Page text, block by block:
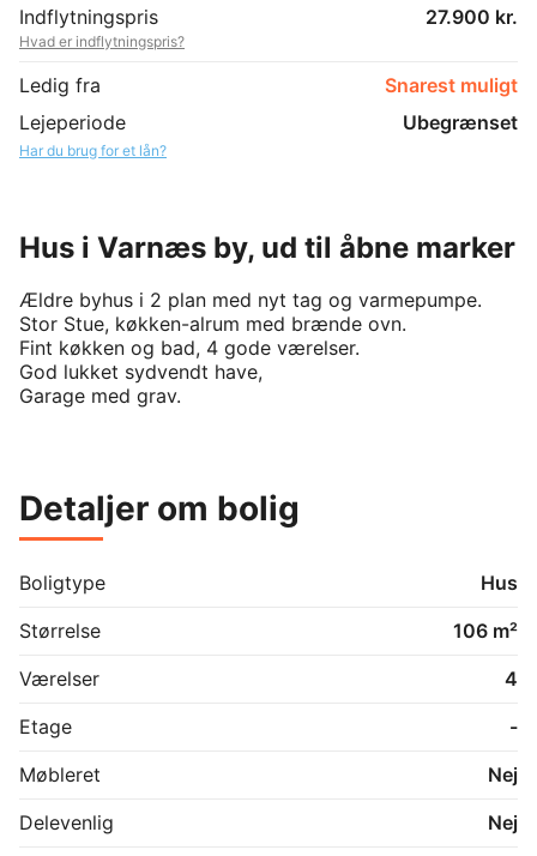
Indflytningspris
27.900 kr.
Hvad er indflytningspris?
Ledig fra
Snarest muligt
Lejeperiode
Ubegrænset
Har du brug for et lån?
Hus i Varnæs by, ud til åbne marker
Ældre byhus i 2 plan med nyt tag og varmepumpe.
Stor Stue, køkken-alrum med brænde ovn.
Fint køkken og bad, 4 gode værelser.
God lukket sydvendt have,
Detaljer om bolig
Boligtype
Hus
Størrelse
106 m²
Værelser
4
Etage
-
Møbleret
Nej
Delevenlig
Nej